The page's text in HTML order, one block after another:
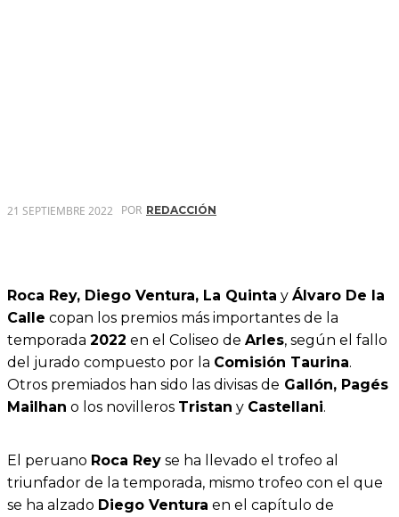
21 SEPTIEMBRE 2022 POR REDACCIÓN
Roca Rey, Diego Ventura, La Quinta y Álvaro De la
Calle copan los premios más importantes de la
temporada 2022 en el Coliseo de Arles, según el fallo
del jurado compuesto por la Comisión Taurina.
Otros premiados han sido las divisas de Gallón, Pagés
Mailhan o los novilleros Tristan y Castellani.
El peruano Roca Rey se ha llevado el trofeo al
triunfador de la temporada, mismo trofeo con el que
se ha alzado Diego Ventura en el capítulo de